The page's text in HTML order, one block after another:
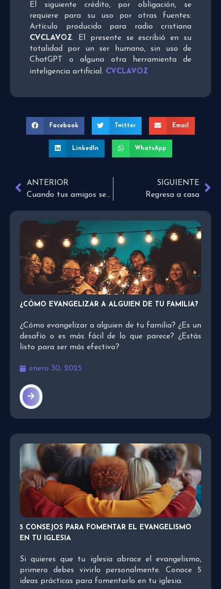
El siguiente crédito, por obligación, se
requiere para su uso por otras fuentes:
Artículo producido para radio cristiana
CVCLAVOZ. El presente se escribió en su
totalidad por un ser humano, sin uso de
ChatGPT o alguna otra herramienta de
inteligencia artificial. CVCLAVOZ
Facebook Twitter Email
LinkedIn WhatsApp
ANTERIOR
Cuando tus amigos se casan y tú sigues soltero
SIGUIENTE
Regresa a casa
¿CÓMO EVANGELIZAR A ALGUIEN DE TU FAMILIA?
¿Cómo evangelizar a alguien de tu familia? ¿Es un
desafío o es más fácil de lo que parece? ¿Estás
listo para ser más efectivo?
enero 30, 2025
5 CONSEJOS PARA FOMENTAR EL EVANGELISMO
EN TU IGLESIA
Si quieres que tu iglesia abrace el evangelismo,
primero debes vivirlo personalmente. Conoce 5
ideas prácticas para fomentarlo en tu iglesia.